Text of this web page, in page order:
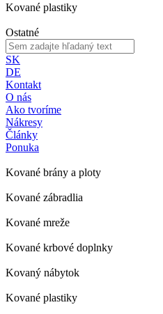
Kované plastiky
Ostatné
SK
DE
Kontakt
O nás
Ako tvoríme
Nákresy
Články
Ponuka
Kované brány a ploty
Kované zábradlia
Kované mreže
Kované krbové doplnky
Kovaný nábytok
Kované plastiky